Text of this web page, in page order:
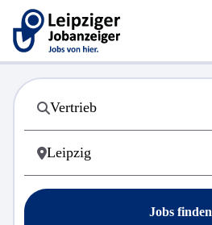
Jobs finden